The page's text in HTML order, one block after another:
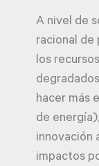
A nivel de
racional
los
hacer más
de
innovación
impactos